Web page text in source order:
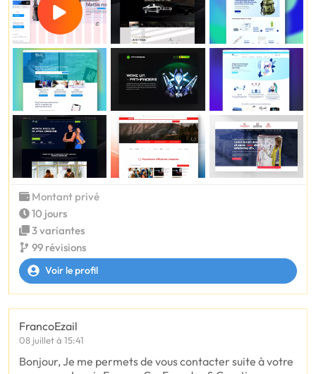
Montant privé
10 jours
3 variantes
99 révisions
Voir le profil
FrancoEzail
08 juillet à 15:41
Bonjour, Je me permets de vous contacter suite à votre